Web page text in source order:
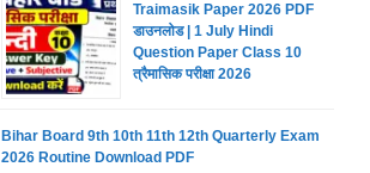
Traimasik Paper 2026 PDF
डाउनलोड | 1 July Hindi
Question Paper Class 10
त्रैमासिक परीक्षा 2026
Bihar Board 9th 10th 11th 12th Quarterly Exam
2026 Routine Download PDF